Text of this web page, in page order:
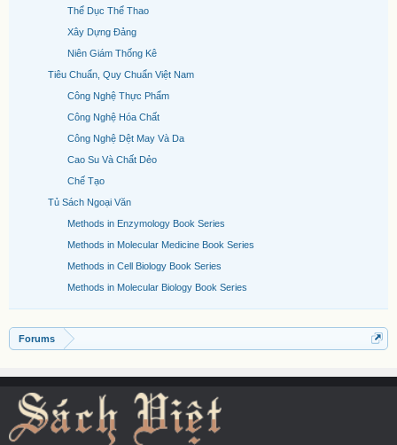
Thể Dục Thể Thao
Xây Dựng Đảng
Niên Giám Thống Kê
Tiêu Chuẩn, Quy Chuẩn Việt Nam
Công Nghệ Thực Phẩm
Công Nghệ Hóa Chất
Công Nghệ Dệt May Và Da
Cao Su Và Chất Dẻo
Chế Tạo
Tủ Sách Ngoại Văn
Methods in Enzymology Book Series
Methods in Molecular Medicine Book Series
Methods in Cell Biology Book Series
Methods in Molecular Biology Book Series
Forums